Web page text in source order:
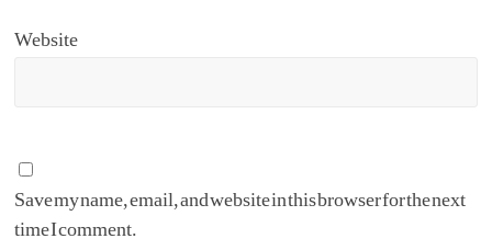
Website
Save my name, email, and website in this browser for the next
time I comment.